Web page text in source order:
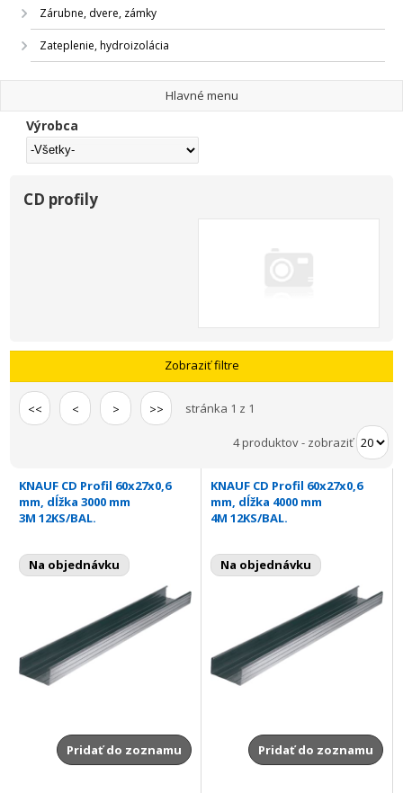
Zárubne, dvere, zámky
Zateplenie, hydroizolácia
Hlavné menu
Výrobca
CD profily
Zobraziť filtre
<< < > >> stránka 1 z 1
4 produktov- zobraziť
KNAUF CD Profil 60x27x0,6
mm, dĺžka 3000 mm
3M 12KS/BAL.
Na objednávku
Pridať do zoznamu
KNAUF CD Profil 60x27x0,6
mm, dĺžka 4000 mm
4M 12KS/BAL.
Na objednávku
Pridať do zoznamu